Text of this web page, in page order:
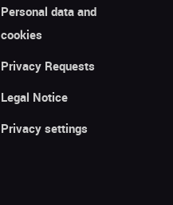
Personal data and
cookies
Privacy Requests
Legal Notice
Privacy settings